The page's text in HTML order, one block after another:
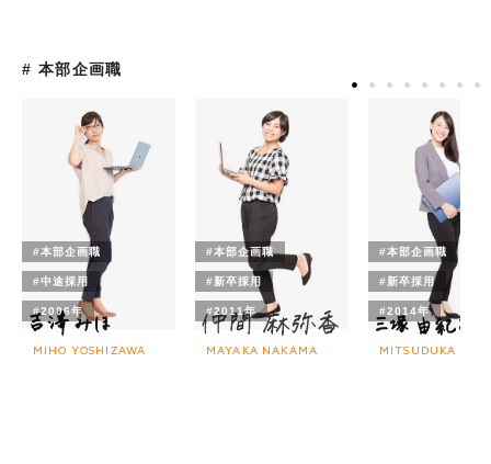
# 本部企画職
MIHO YOSHIZAWA
#本部企画職
#中途採用
#2006年
MAYAKA NAKAMA
#本部企画職
#新卒採用
#2011年
MITSUDUKA
#本部企画職
#新卒採用
#2014年